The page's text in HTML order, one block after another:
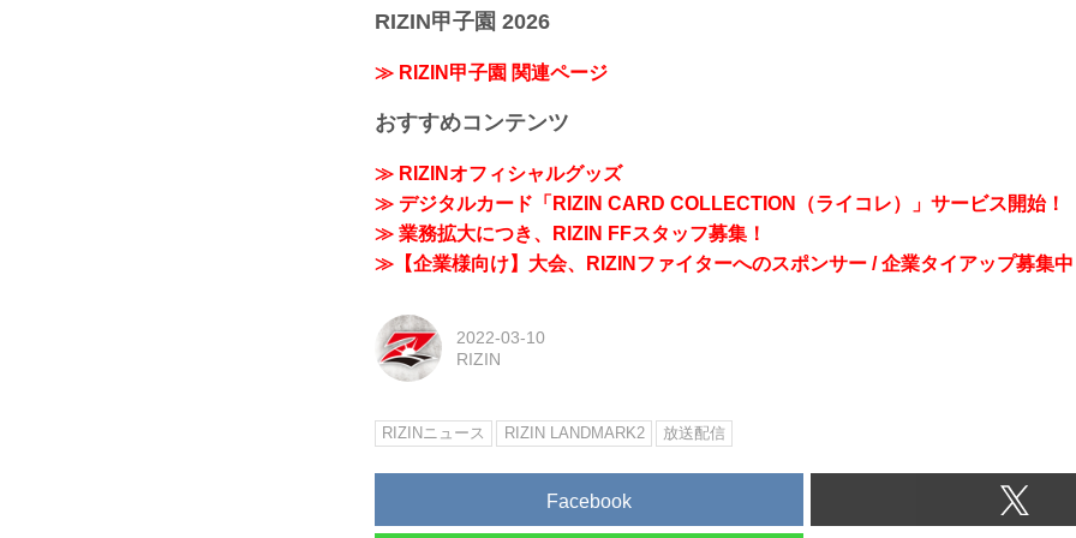
RIZIN甲子園 2026
≫ RIZIN甲子園 関連ページ
おすすめコンテンツ
≫ RIZINオフィシャルグッズ
≫ デジタルカード「RIZIN CARD COLLECTION（ライコレ）」サービス開始！
≫ 業務拡大につき、RIZIN FFスタッフ募集！
≫【企業様向け】大会、RIZINファイターへのスポンサー / 企業タイアップ募集
2022-03-10
RIZIN
RIZINニュース RIZIN LANDMARK2 放送配信
Facebook